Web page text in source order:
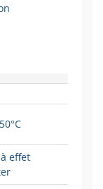
effet